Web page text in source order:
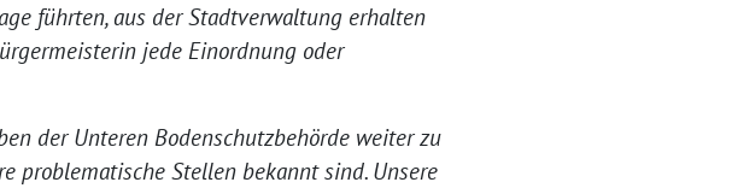
führten, aus der Stadtverwaltung erhalten
jede Einordnung oder
der Unteren Bodenschutzbehörde weiter zu
problematische Stellen bekannt sind. Unsere